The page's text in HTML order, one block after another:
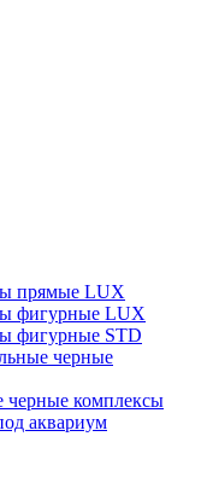
прямые LUX
фигурные LUX
фигурные STD
черные
комплексы
аквариум